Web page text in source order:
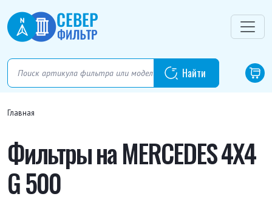
Главная
Фильтры на MERCEDES 4X4
G 500